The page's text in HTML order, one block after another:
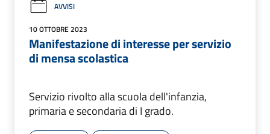
AVVISI
10 OTTOBRE 2023
Manifestazione di interesse per servizio
di mensa scolastica
Servizio rivolto alla scuola dell'infanzia,
primaria e secondaria di I grado.